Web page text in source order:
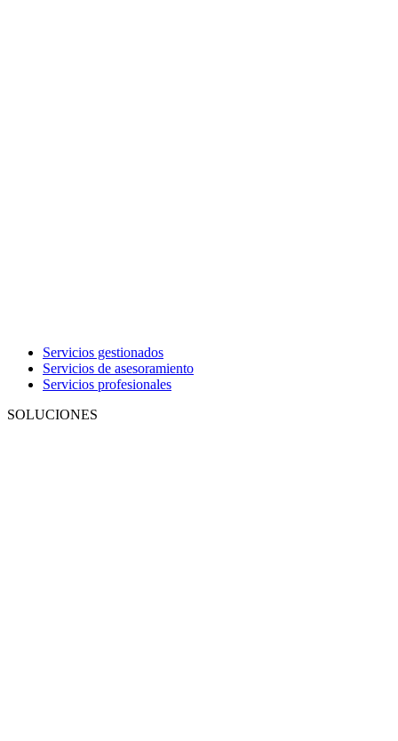
Servicios gestionados
Servicios de asesoramiento
Servicios profesionales
SOLUCIONES